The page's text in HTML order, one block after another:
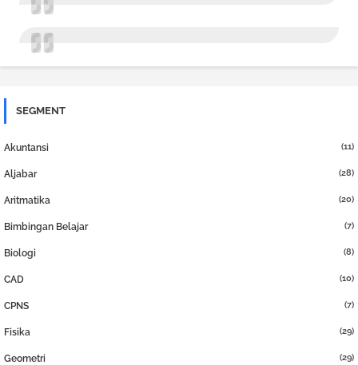
SEGMENT
Akuntansi (11)
Aljabar (28)
Aritmatika (20)
Bimbingan Belajar (7)
Biologi (8)
CAD (10)
CPNS (7)
Fisika (29)
Geometri (29)